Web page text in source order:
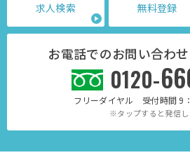
求人検索 無料登録
お電話でのお問い合わ
0120-
フリーダイヤル 受付時間 9
※タップすると発信し